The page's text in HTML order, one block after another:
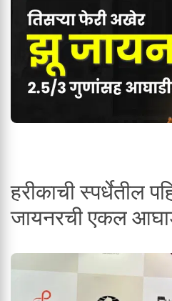
हरीकाची स्पर्धेतील
जायनरची एकल